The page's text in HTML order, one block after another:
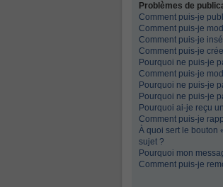
Problèmes de
Comment puis-je
Comment puis-je
Comment puis-je
Comment puis-je
Pourquoi ne puis-je
Comment puis-je
Pourquoi ne puis-je
Pourquoi ne puis-je
Pourquoi ai-je reçu
Comment puis-je
À quoi sert le bouton
sujet ?
Pourquoi mon
Comment puis-je